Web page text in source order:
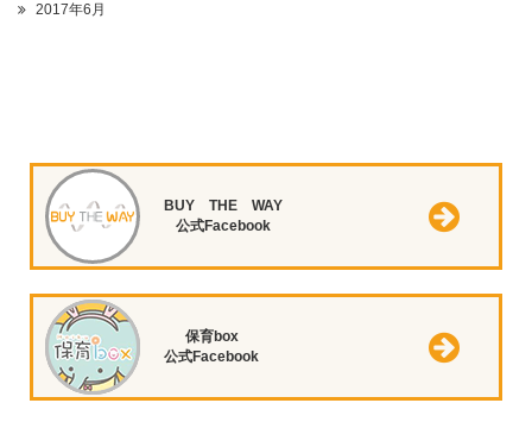
2017年6月
BUY THE WAY
公式Facebook
保育box
公式Facebook